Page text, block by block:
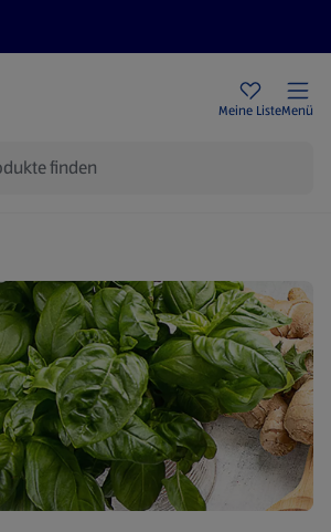
Meine ListeMenü